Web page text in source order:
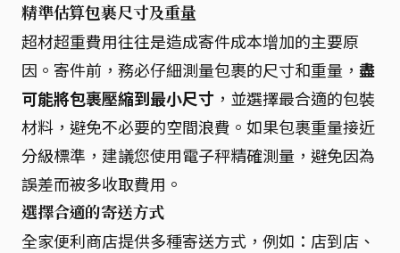
精準估算包裹尺寸及重量
超材超重費用往往是造成寄件成本增加的主要原
因。寄件前，務必仔細測量包裹的尺寸和重量， 盡
可能將包裹壓縮到最小尺寸 ，並選擇最合適的包裝
材料，避免不必要的空間浪費。如果包裹重量接近
分級標準，建議您使用電子秤精確測量，避免因為
誤差而被多收取費用。
選擇合適的寄送方式
全家便利商店提供多種寄送方式，例如：店到店、